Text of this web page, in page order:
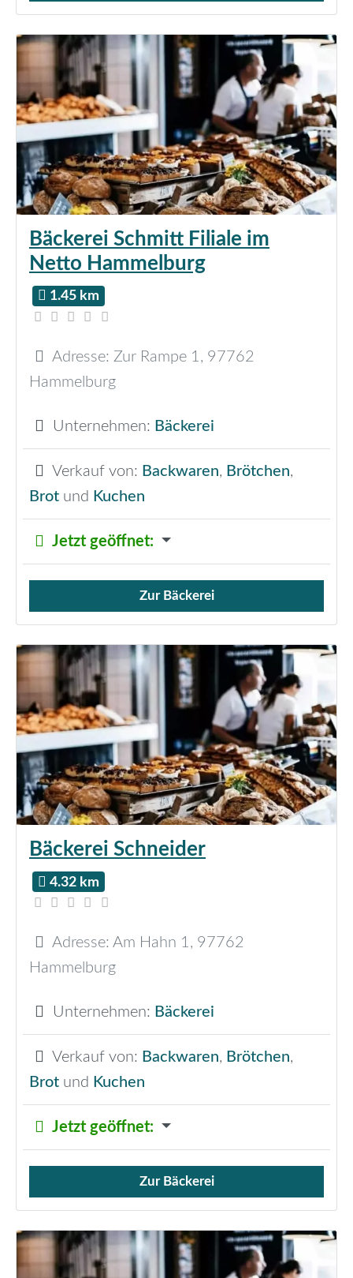
Bäckerei Schmitt Filiale im
Netto Hammelburg
1.45 km
Adresse: Zur Rampe 1 , 97762
Hammelburg
Unternehmen: Bäckerei
Verkauf von: Backwaren, Brötchen,
Brot und Kuchen
Jetzt geöffnet:
Verkauf von Brötchen,
Zur Bäckerei
Bäckerei Schneider
4.32 km
Adresse: Am Hahn 1 , 97762
Hammelburg
Unternehmen: Bäckerei
Verkauf von: Backwaren, Brötchen,
Brot und Kuchen
Jetzt geöffnet:
Verkauf von Brötchen,
Zur Bäckerei